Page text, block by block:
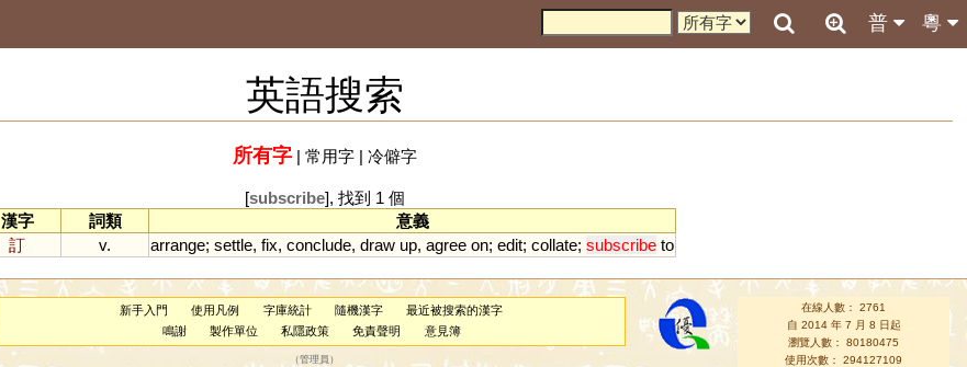
粵
普
英語搜索
所有字| 常用字| 冷僻字
[subscribe], 找到 1 個
漢字
詞類
意義
訂
v. arrange; settle, fix, conclude, draw up, agree on; edit; collate; subscribe to
新手入門 使用凡例 字庫統計 隨機漢字
最近被搜索的漢字
鳴謝
製作單位 私隱政策 免責聲明 意見簿
（管理員 ）
在線人數： 2761
自 2014 年 7 月 8 日起
瀏覽人數： 80180475
使用次數： 294127109